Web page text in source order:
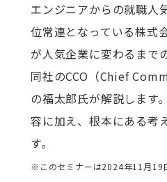
エンジニアからの就職人
位常連となっている株式
が人気企業に変わるまで
同社のCCO（Chief
の福太郎氏が解説します
容に加え、根本にある考
す。
※このセミナーは2024年11月19